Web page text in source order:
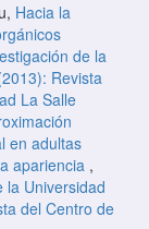
Hacia la
de la
Revista
La Salle
en adultas
apariencia ,
la Universidad
del Centro de